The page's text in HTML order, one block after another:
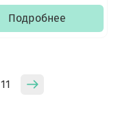
Подробнее
11